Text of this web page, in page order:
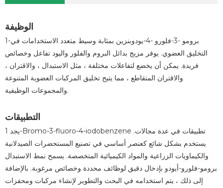
الوظيفة
1-برومو -3-فلورو -4-يودوبنزين بمثابة وسيط متعدد الاستخدامات في
التخليق العضوي. يوفر مزيج بدائل البروم والفلور واليود تفاعل وخصائص
فريدة. يمكن أن يخضع لتفاعلات مختلفة ، مثل الاستبدال ، والاقتران ،
والاقتران المتقاطع ، مما يتيح تخليق المركبات العضوية المتنوعة
والمجموعات الوظيفية.
التطبيقات
يجد 1-Bromo-3-fluoro-4-iodobenzene تطبيقات في عدة مجالات.
يستخدم بشكل شائع كعنصر أساسي في تصنيع المستحضرات الصيدلانية
والكيماويات الزراعية والمواد الكيميائية المتخصصة. يسمح نمط الاستبدال
برومو-فلورو-أيودو بإدخال دقيق لوظائف محددة وخصائص مرغوبة. بالإضافة
إلى ذلك ، يتم استخدامه في البحث والتطوير لإنشاء مركبات ومحفزات